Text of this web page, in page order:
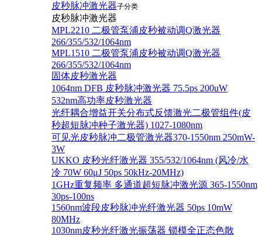
皮秒脉冲激光器子分类
皮秒脉冲激光器
​MPL2210 二极管泵浦皮秒被动调Q激光器
266/355/532/1064nm
MPL1510 二极管泵浦皮秒被动调Q激光器
266/355/532/1064nm
固体皮秒激光器
1064nm DFB 皮秒脉冲激光器 75.5ps 200uW
532nm高功率皮秒激光器
光纤耦合增益开关分布式反馈激光二极管组件(皮
秒超短脉冲种子激光器) 1027-1080nm
可见光皮秒脉冲二极管激光器370-1550nm 250mW-
3W
UKKO 皮秒光纤激光器 355/532/1064nm (风冷/水
冷 70W 60μJ 50ps 50kHz-20MHz)
1GHz重复频率 多通道超短脉冲激光源 365-1550nm
30ps-100ns
1560nm波段皮秒脉冲光纤激光器 50ps 10mW
80MHz
1030nm皮秒光纤激光振荡器 锁模全正态色散